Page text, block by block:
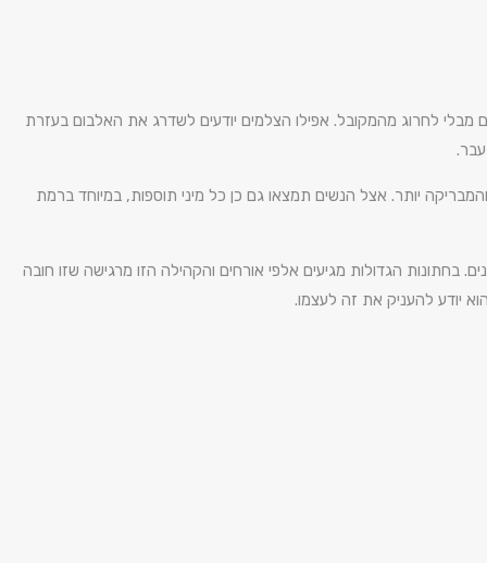
לחרוג מהמקובל. אפילו הצלמים יודעים לשדרג את האלבום בעזרת
יותר. אצל הנשים תמצאו גם כן כל מיני תוספות, במיוחד ברמת
בחתונות הגדולות מגיעים אלפי אורחים והקהילה הזו מרגישה שזו חובה
יודע להעניק את זה לעצמו.